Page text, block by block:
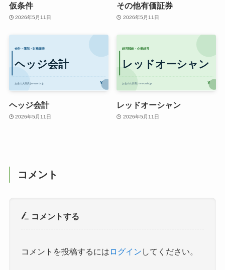
仮条件
2026年5月11日
その他有価証券
2026年5月11日
ヘッジ会計
2026年5月11日
レッドオーシャン
2026年5月11日
コメント
コメントする
コメントを投稿するには ログイン してください。